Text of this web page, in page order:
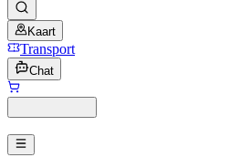
Kaart
Transport
Chat